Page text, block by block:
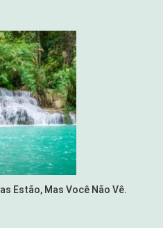
Estão, Mas Você Não Vê.